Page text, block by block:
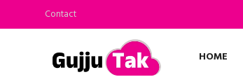
Contact
HOME